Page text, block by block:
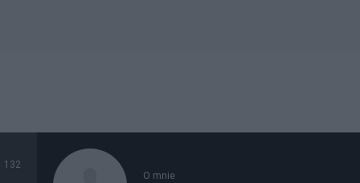
132
O mnie